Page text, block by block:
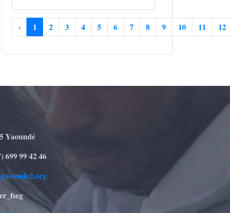
‹ 1 2 3 4 5 6 7 8 9 10 11 12
Yaoundé
699 99 42 46